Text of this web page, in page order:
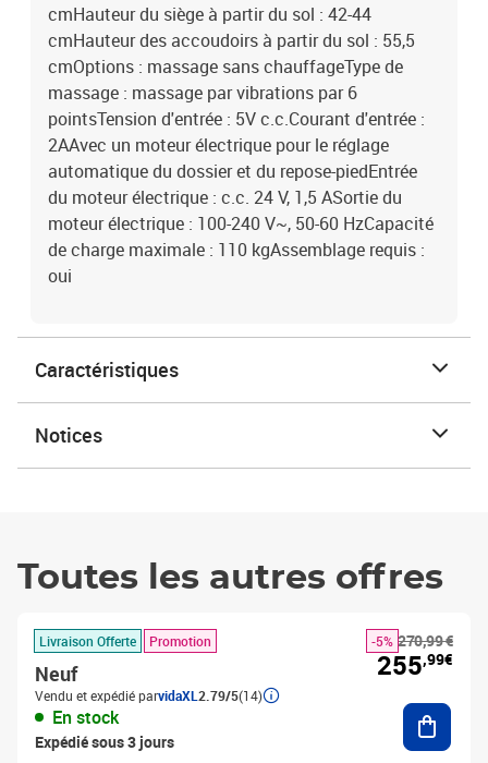
cmHauteur du siège à partir du sol : 42-44
cmHauteur des accoudoirs à partir du sol : 55,5
cmOptions : massage sans chauffageType de
massage : massage par vibrations par 6
pointsTension d'entrée : 5V c.c.Courant d'entrée :
2AAvec un moteur électrique pour le réglage
automatique du dossier et du repose-piedEntrée
du moteur électrique : c.c. 24 V, 1,5 ASortie du
moteur électrique : 100-240 V~, 50-60 HzCapacité
de charge maximale : 110 kgAssemblage requis :
oui
Caractéristiques
Notices
Toutes les autres offres
Livraison Offerte Promotion
Neuf
Vendu et expédié parvidaXL 2.79/5(14)
En stock
Expédié sous 3 jours
270,99 €
-5%
255,99€